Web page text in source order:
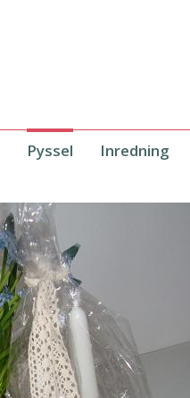
Pyssel Inredning